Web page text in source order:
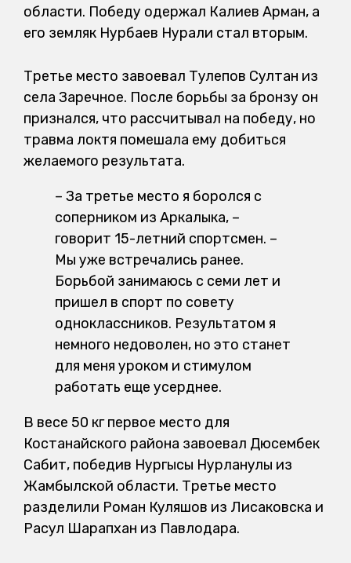
области. Победу одержал Калиев Арман, а
его земляк Нурбаев Нурали стал вторым.
Третье место завоевал Тулепов Султан из
села Заречное. После борьбы за бронзу он
признался, что рассчитывал на победу, но
травма локтя помешала ему добиться
желаемого результата.
– За третье место я боролся с
соперником из Аркалыка, –
говорит 15-летний спортсмен. –
Мы уже встречались ранее.
Борьбой занимаюсь с семи лет и
пришел в спорт по совету
одноклассников. Результатом я
немного недоволен, но это станет
для меня уроком и стимулом
работать еще усерднее.
В весе 50 кг первое место для
Костанайского района завоевал Дюсембек
Сабит, победив Нургысы Нурланулы из
Жамбылской области. Третье место
разделили Роман Куляшов из Лисаковска и
Расул Шарапхан из Павлодара.